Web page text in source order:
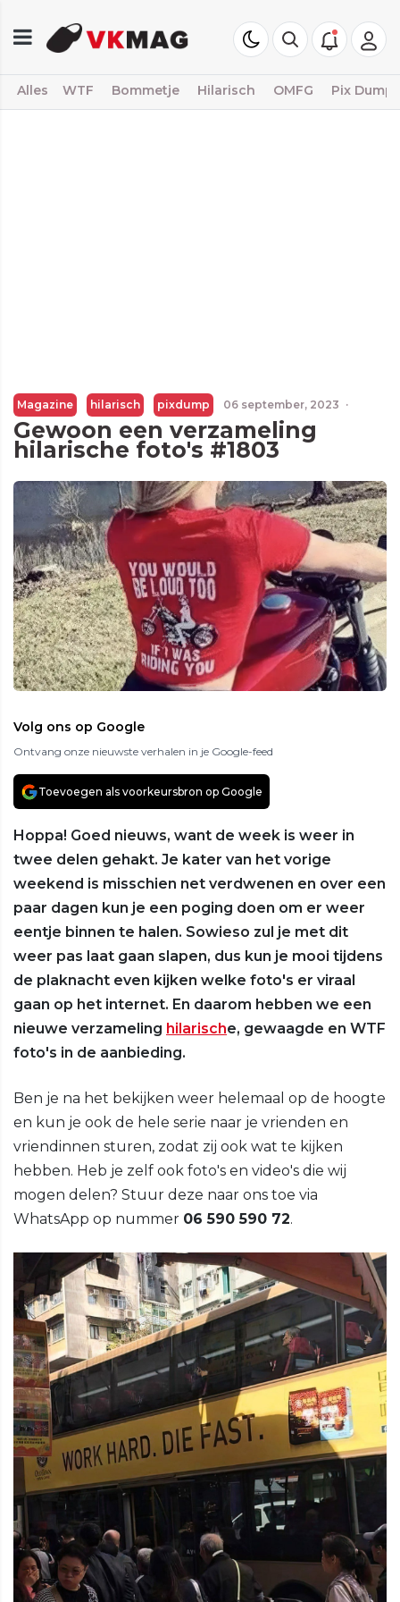
Alles WTF Bommetje Hilarisch OMFG Pix Dump
Magazine hilarisch pixdump 06 september, 2023 ·
Gewoon een verzameling
hilarische foto's #1803
Volg ons op Google
Ontvang onze nieuwste verhalen in je Google-feed
Toevoegen als voorkeursbron op Google
Hoppa! Goed nieuws, want de week is weer in
twee delen gehakt. Je kater van het vorige
weekend is misschien net verdwenen en over een
paar dagen kun je een poging doen om er weer
eentje binnen te halen. Sowieso zul je met dit
weer pas laat gaan slapen, dus kun je mooi tijdens
de plaknacht even kijken welke foto's er viraal
gaan op het internet. En daarom hebben we een
nieuwe verzameling hilarische, gewaagde en WTF
foto's in de aanbieding.
Ben je na het bekijken weer helemaal op de hoogte
en kun je ook de hele serie naar je vrienden en
vriendinnen sturen, zodat zij ook wat te kijken
hebben. Heb je zelf ook foto's en video's die wij
mogen delen? Stuur deze naar ons toe via
WhatsApp op nummer 06 590 590 72.